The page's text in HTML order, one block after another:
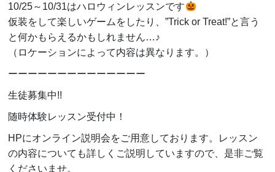
10/25～10/31はハロウィンレッスンです
仮装をして楽しいゲームをしたり、”Trick or Treat!”と言う
と何かもらえるかもしれません…♪
（ロケーションによって内容は異なります。）
ーーーーーーーーーーーーーー
生徒募集中!!
随時体験レッスン受付中！
HPにオンライン説明会をご用意しております。レッスン
の内容についても詳しくご説明していますので、是非ご覧
くださいませ。